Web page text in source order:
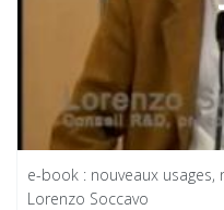
e-book : nouveaux
Lorenzo Soccavo